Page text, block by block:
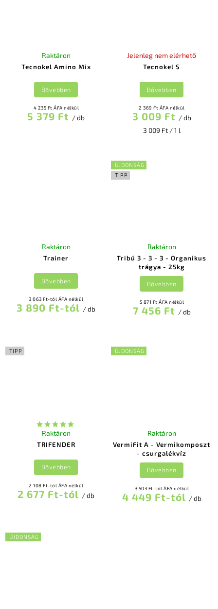
Tecnokel Amino Mix
Raktáron
4 235 Ft ÁFA nélkül
5 379 Ft / db
Bővebben
Tecnokel S
Jelenleg nem elérhető
2 369 Ft ÁFA nélkül
3 009 Ft / db
3 009 Ft / 1 l
Bővebben
Trainer
Raktáron
3 063 Ft-tól ÁFA nélkül
3 890 Ft-tól / db
Bővebben
ÚJDONSÁG
TIPP
Tribú 3 - 3 - 3 - Organikus
trágya - 25kg
Raktáron
5 871 Ft ÁFA nélkül
7 456 Ft / db
Bővebben
TIPP
TRIFENDER
Raktáron
2 108 Ft-tól ÁFA nélkül
2 677 Ft-tól / db
Bővebben
ÚJDONSÁG
VermiFit A - Vermikomposzt
- csurgalékvíz
Raktáron
3 503 Ft-tól ÁFA nélkül
4 449 Ft-tól / db
Bővebben
ÚJDONSÁG